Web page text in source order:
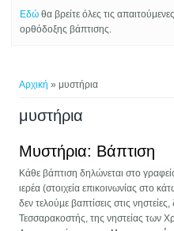
Εδώ θα βρείτε όλες τις
ορθόδοξης βάπτισης.
Αρχική » μυστήρια
μυστήρια
Μυστήρια: Βάπτιση
Κάθε βάπτιση δηλώνεται στο
ιερέα (στοιχεία επικοινωνίας στο
δεν τελούµε βαπτίσεις στις
Τεσσαρακοστής, της νηστείας των